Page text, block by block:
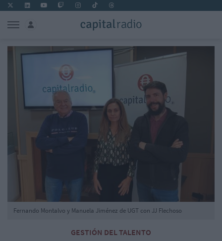
GESTIÓN DEL TALENTO
Fernando Montalvo y Manuela Jiménez de UGT con JJ Flechoso